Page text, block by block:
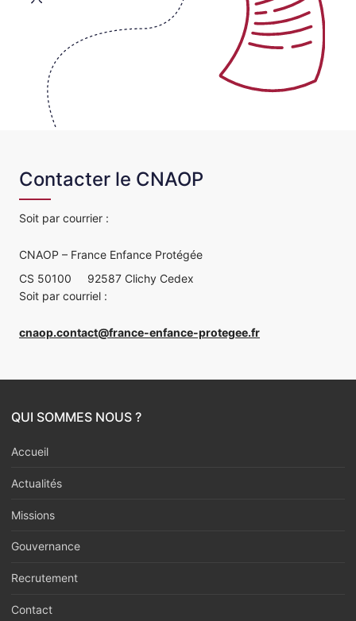
Contacter le CNAOP
Soit par courrier :
CNAOP – France Enfance Protégée
CS 50100
92587 Clichy Cedex
Soit par courriel :
cnaop.contact@france-enfance-protegee.fr
QUI SOMMES NOUS ?
Accueil
Actualités
Missions
Gouvernance
Recrutement
Contact